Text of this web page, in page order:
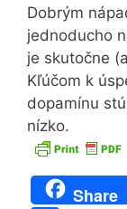
Dobrým
jednoducho
je skutočne
Kľúčom k
dopamínu
nízko.
Share